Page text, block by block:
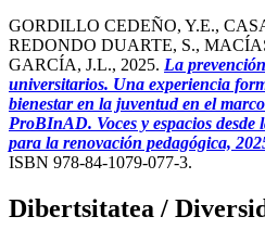
GORDILLO CEDEÑO, Y.E.,
REDONDO DUARTE, S.,
GARCÍA, J.L., 2025. La
universitarios. Una experiencia
bienestar en la juventud en el
ProBInAD. Voces y espacios
para la renovación pedagógica,
ISBN 978-84-1079-077-3.
Dibertsitatea /